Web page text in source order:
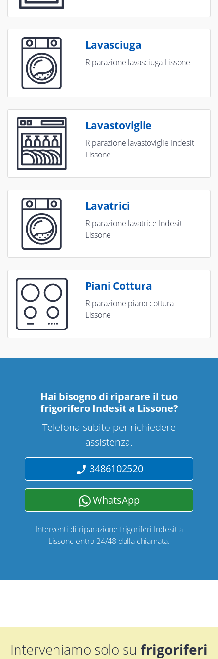
Lavasciuga
Riparazione lavasciuga Lissone
Lavastoviglie
Riparazione lavastoviglie Indesit
Lissone
Lavatrici
Riparazione lavatrice Indesit
Lissone
Piani Cottura
Riparazione piano cottura
Lissone
Hai bisogno di riparare il tuo
frigorifero Indesit a Lissone?
Telefona subito per richiedere
assistenza.
3486102520
WhatsApp
Interventi di riparazione frigoriferi Indesit a
Lissone entro 24/48 dalla chiamata.
Interveniamo solo su frigoriferi